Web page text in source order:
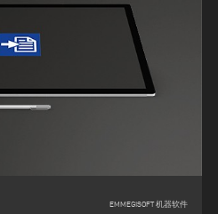
EMMEGISOFT 机器软件